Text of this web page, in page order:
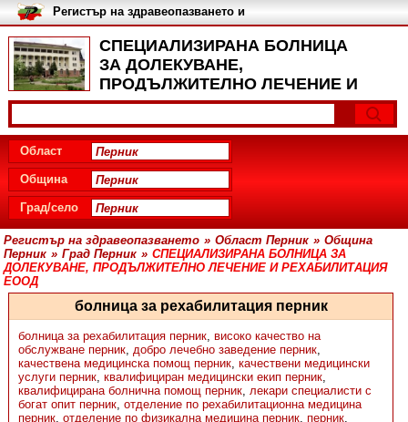
СПЕЦИАЛИЗИРАНА БОЛНИЦА
ЗА ДОЛЕКУВАНЕ,
ПРОДЪЛЖИТЕЛНО ЛЕЧЕНИЕ И
РЕХАБИЛИТАЦИЯ ЕООД, Град
Перник - Отделения
Регистър на здравеопазването и
медицинските заведения в
България
Област
Община
Град/село
Регистър на здравеопазването » Област Перник » Община
Перник » Град Перник » СПЕЦИАЛИЗИРАНА БОЛНИЦА ЗА
ДОЛЕКУВАНЕ, ПРОДЪЛЖИТЕЛНО ЛЕЧЕНИЕ И РЕХАБИЛИТАЦИЯ
ЕООД
болница за рехабилитация перник
болница за рехабилитация перник, високо качество на
обслужване перник, добро лечебно заведение перник,
качествена медицинска помощ перник, качествени медицински
услуги перник, квалифициран медицински екип перник,
квалифицирана болнична помощ перник, лекари специалисти с
богат опит перник, отделение по рехабилитационна медицина
перник, отделение по физикална медицина перник, перник,